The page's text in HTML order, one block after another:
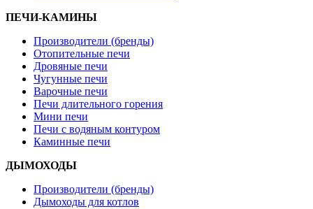
ПЕЧИ-КАМИНЫ
Производители (бренды)
Отопительные печи
Дровяные печи
Чугунные печи
Варочные печи
Печи длительного горения
Мини печи
Печи с водяным контуром
Каминные печи
ДЫМОХОДЫ
Производители (бренды)
Дымоходы для котлов